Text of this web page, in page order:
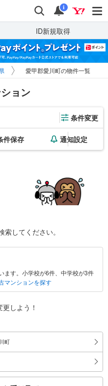
検索 通知
i
ID新規取得
愛甲郡愛川町の物件一覧
ョン
条件変更
件保存 通知設定
してください。
ます。小学校が6件、中学校が3件
マンションを探す
しよう！
町